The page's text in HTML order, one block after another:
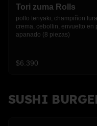
Tori zuma Rolls
pollo teriyaki, champiñon
crema, cebollin, envuelto en
apanado (8 piezas)
$6.390
SUSHI